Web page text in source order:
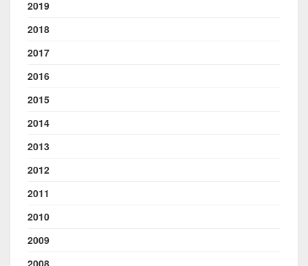
2019
2018
2017
2016
2015
2014
2013
2012
2011
2010
2009
2008